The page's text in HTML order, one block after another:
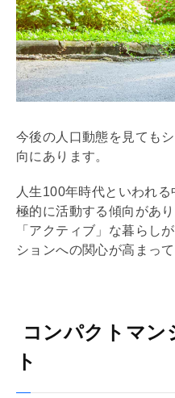
今後の人口動態を見ても
向にあります。
人生100年時代といわれ
極的に活動する傾向があ
「アクティブ」な暮らし
ションへの関心が高まって
コンパクトマン
ト